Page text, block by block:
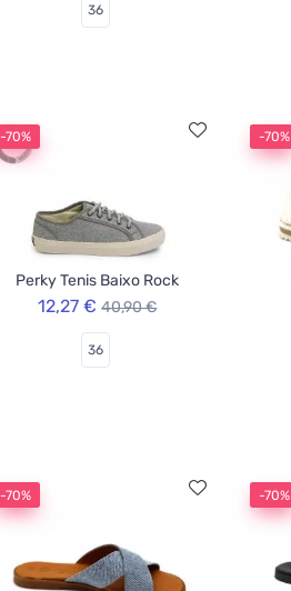
36
-70%
Perky Tenis Baixo Rock
12,27 € 40,90 €
36
-70%
-70% -70%